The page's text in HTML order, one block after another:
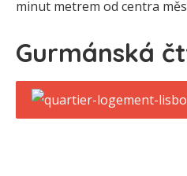
minut metrem od centra
Gurmánská